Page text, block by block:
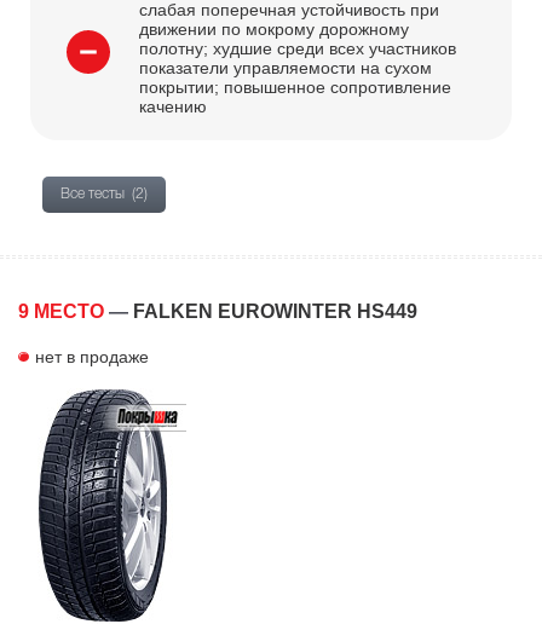
слабая поперечная устойчивость при
движении по мокрому дорожному
полотну; худшие среди всех участников
показатели управляемости на сухом
покрытии; повышенное сопротивление
качению
Все тесты (2)
9 МЕСТО — FALKEN EUROWINTER HS449
нет в продаже